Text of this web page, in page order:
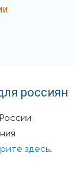
россиян
здесь.